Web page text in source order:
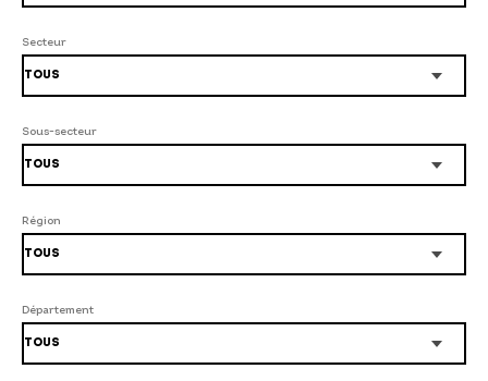
Secteur
Sous-secteur
Région
Département